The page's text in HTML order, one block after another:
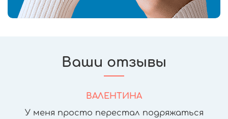
Ваши отзывы
ВАЛЕНТИНА
У меня просто перестал подряжаться